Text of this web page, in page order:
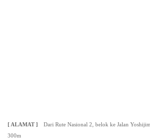
[ ALAMAT ] Dari Rute Nasional 2, belok ke Jalan
300m